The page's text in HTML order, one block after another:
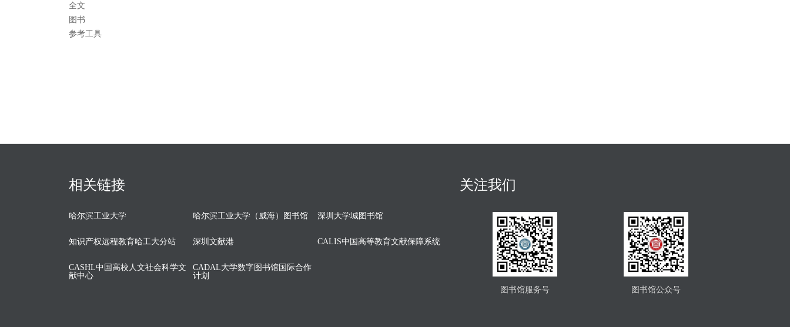
全文
图书
参考工具
相关链接
哈尔滨工业大学 哈尔滨工业大学（威海）图书馆 深圳大学城图书馆
知识产权远程教育哈工大分站 深圳文献港 CALIS中国高等教育文献保障系统
CASHL中国高校人文社会科学文
献中心
CADAL大学数字图书馆国际合作
计划
关注我们
图书馆服务号 图书馆公众号